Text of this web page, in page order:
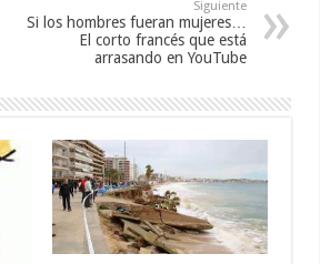
Siguiente
Si los hombres fueran mujeres…
El corto francés que está
arrasando en YouTube